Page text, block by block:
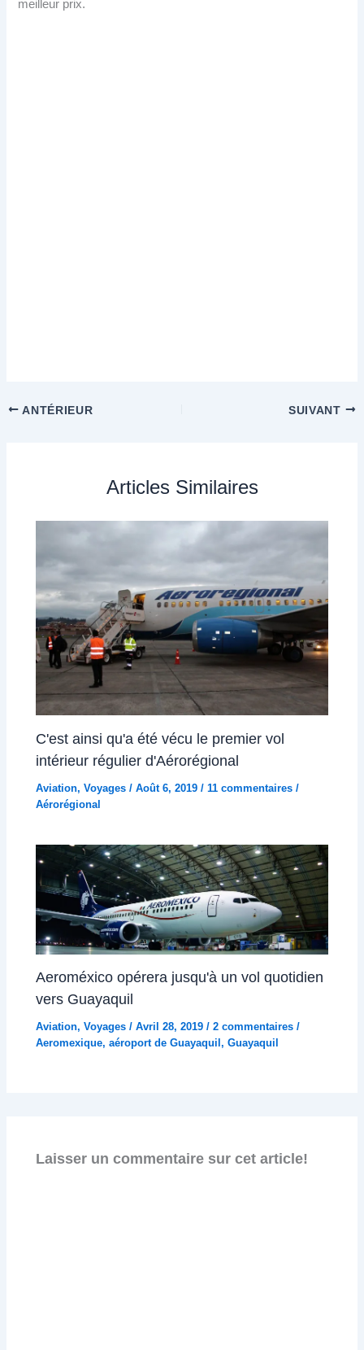
meilleur prix.
ANTÉRIEUR SUIVANT
Articles Similaires
C'est ainsi qu'a été vécu le premier vol
intérieur régulier d'Aérorégional
Aviation,Voyages /Août 6, 2019/11 commentaires /
Aérorégional
Aeroméxico opérera jusqu'à un vol quotidien
vers Guayaquil
Aviation,Voyages /Avril 28, 2019/2 commentaires /
Aeromexique,aéroport de Guayaquil,Guayaquil
Laisser un commentaire sur cet article!